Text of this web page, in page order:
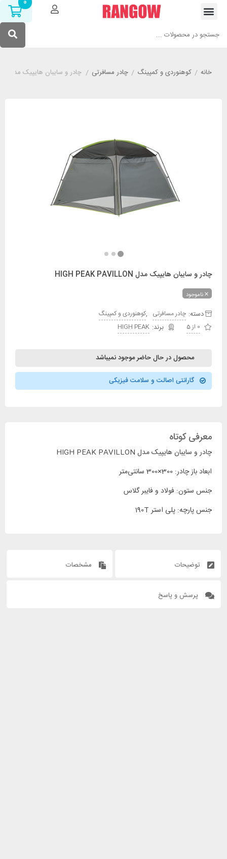
خانه/ کوهنوردی و کمپینگ/ چادر مسافرتی/ چادر و سایبان هایپیک مدل HIGH PEAK PAVILLON
چادر و سایبان هایپیک مدل HIGH PEAK PAVILLON
ناموجود
دسته: چادر مسافرتی
کوهنوردی و کمپینگ
0 از 5
HIGH PEAK
محصول در حال حاضر موجود نمیباشد
گارانتی اصالت و سلامت فیزیکی
معرفی کوتاه
چادر و سایبان هایپیک مدل HIGH PEAK PAVILLON
ابعاد باز چادر: 300×300 سانتی‌متر
جنس ستون: فولاد و فایبر گلاس
جنس پارچه: پلی استر 190T
توضیحات مشخصات
پرسش و پاسخ